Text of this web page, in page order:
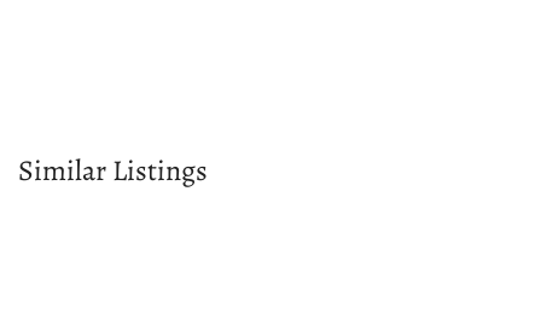
Similar Listings